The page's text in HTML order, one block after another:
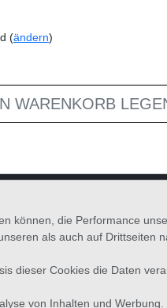
(ändern)
WARENKORB
können, die Performance
als auch auf Drittseiten
dieser Cookies die Daten
von Inhalten und Werbung.